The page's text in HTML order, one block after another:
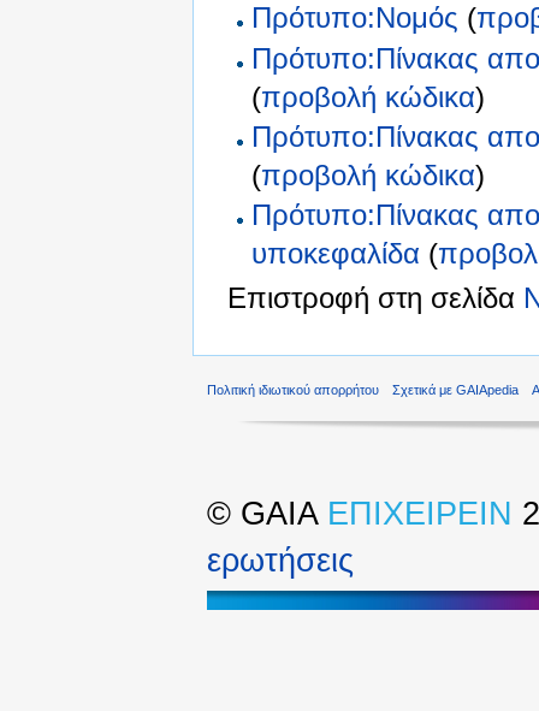
Πρότυπο:Νομός (
Πρότυπο:Πίνακας
(προβολή κώδικα)
Πρότυπο:Πίνακας
(προβολή κώδικα)
Πρότυπο:Πίνακας
υποκεφαλίδα (
Επιστροφή στη σελίδα
Πολιτική ιδιωτικού απορρήτου Σχετικά με GAIApedia
© GAIA ΕΠΙΧΕΙΡΕΙΝ
ερωτήσεις